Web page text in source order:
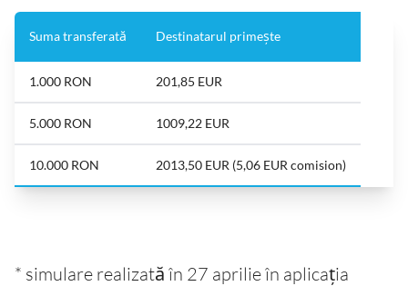
Suma transferată Destinatarul primește
1.000 RON 201,85 EUR
5.000 RON 1009,22 EUR
10.000 RON 2013,50 EUR (5,06 EUR comision)
* simulare realizată în 27 aprilie în aplicația